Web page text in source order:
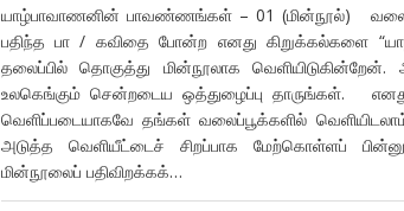
யாழ்பாவாணனின் பாவண்ணங்கள் – 01 (மின்நூல்)
பதிந்த பா / கவிதை போன்ற எனது கிறுக்கல்களை
தலைப்பில் தொகுத்து மின்நூலாக
உலகெங்கும் சென்றடைய ஒத்துழைப்பு தாருங்கள்.
வெளிப்படையாகவே தங்கள் வலைப்பூக்களில்
அடுத்த வெளியீட்டைச் சிறப்பாக மேற்கொள்ளப்
மின்நூலைப் பதிவிறக்கக்…